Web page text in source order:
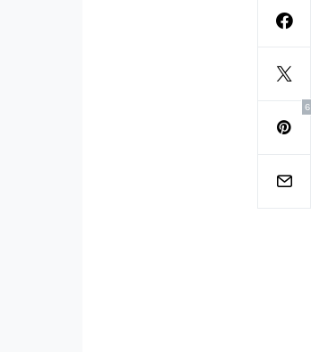
6